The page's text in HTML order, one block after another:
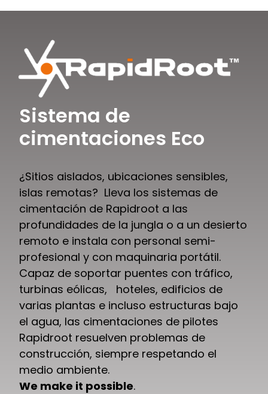
Sistema de
cimentaciones Eco
¿Sitios aislados, ubicaciones sensibles,
islas remotas? Lleva los sistemas de
cimentación de Rapidroot a las
profundidades de la jungla o a un desierto
remoto e instala con personal semi-
profesional y con maquinaria portátil.
Capaz de soportar puentes con tráfico,
turbinas eólicas, hoteles, edificios de
varias plantas e incluso estructuras bajo
el agua, las cimentaciones de pilotes
Rapidroot resuelven problemas de
construcción, siempre respetando el
medio ambiente.
We make it possible.